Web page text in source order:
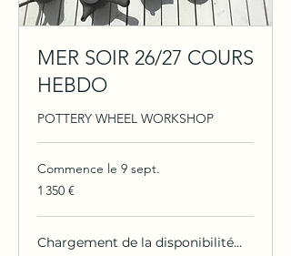
MER SOIR 26/27 COURS
HEBDO
POTTERY WHEEL WORKSHOP
Commence le 9 sept.
1 350
euros
1 350 €
Chargement de la disponibilité...